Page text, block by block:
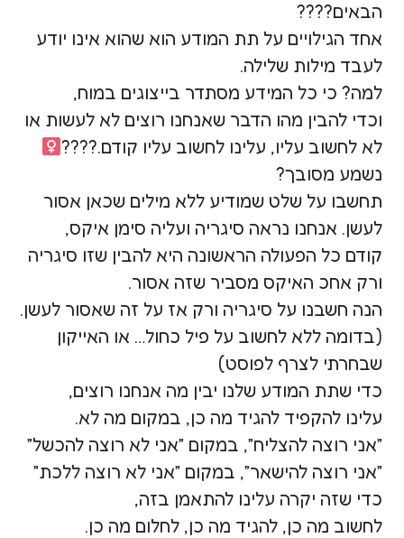
הבאים????
אחד הגילויים על תת המודע הוא שהוא אינו יודע
לעבד מילות שלילה.
למה? כי כל המידע מסתדר בייצוגים במוח,
וכדי להבין מהו הדבר שאנחנו רוצים לא לעשות או
לא לחשוב עליו, עלינו לחשוב עליו קודם.????‍
נשמע מסובך?
תחשבו על שלט שמודיע ללא מילים שכאן אסור
לעשן. אנחנו נראה סיגריה ועליה סימן איקס,
קודם כל הפעולה הראשונה היא להבין שזו סיגריה
ורק אחכ האיקס מסביר שזה אסור.
הנה חשבנו על סיגריה ורק אז על זה שאסור לעשן.
(בדומה ללא לחשוב על פיל כחול… או האייקון
שבחרתי לצרף לפוסט)
כדי שתת המודע שלנו יבין מה אנחנו רוצים,
עלינו להקפיד להגיד מה כן, במקום מה לא.
״אני רוצה להצליח״, במקום ״אני לא רוצה להכשל״
״אני רוצה להישאר״, במקום ״אני לא רוצה ללכת״
כדי שזה יקרה עלינו להתאמן בזה,
לחשוב מה כן, להגיד מה כן, לחלום מה כן.